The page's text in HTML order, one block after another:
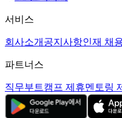
서비스
회사소개 공지사항인재 채
파트너스
직무부트캠프 제휴멘토링